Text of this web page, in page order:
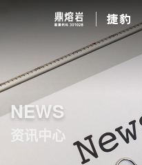
NEWS
资讯中心